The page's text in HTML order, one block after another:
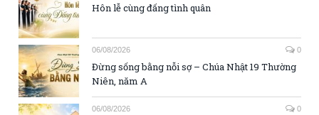
Hôn lễ cùng đấng tình quân
06/08/2026 0
Đừng sống bằng nỗi sợ – Chúa Nhật 19 Thường
Niên, năm A
06/08/2026 0